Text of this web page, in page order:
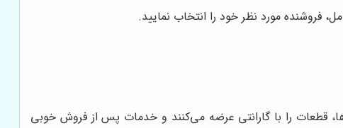
فروشنده مورد نظر خود را انتخاب نمایید.
قطعات را با گارانتی عرضه می‌کنند و خدمات پس از فروش خوبی